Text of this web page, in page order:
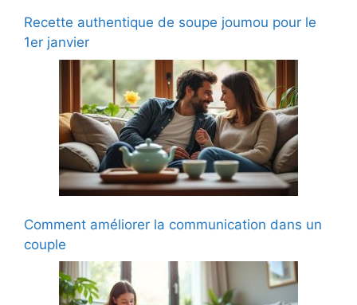
Recette authentique de soupe joumou pour le
1er janvier
Comment améliorer la communication dans un
couple